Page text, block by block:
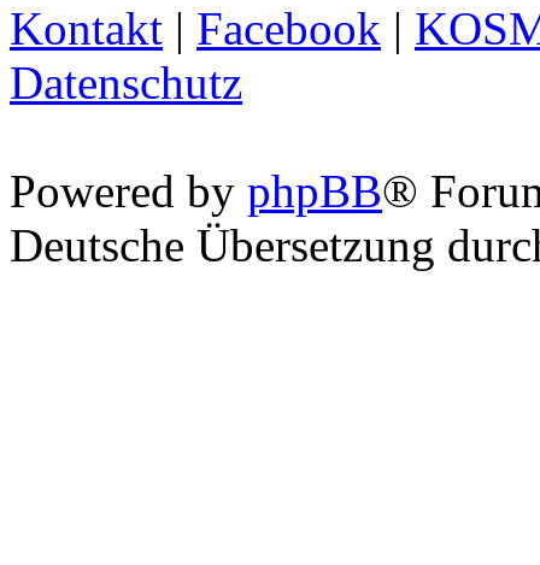
Kontakt | Facebook |
Datenschutz
Powered by phpBB®
Deutsche Übersetzung